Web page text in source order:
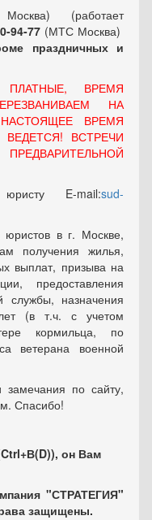
(работает
94-77 (МТС Москва)
праздничных и
ПЛАТНЫЕ, ВРЕМЯ
НА
ВРЕМЯ
ВСТРЕЧИ
E-mail:sud-
в г. Москве,
получения жилья,
выплат, призыва на
предоставления
службы, назначения
(в т.ч. с учетом
кормильца, по
ветерана военной
по сайту,
Спасибо!
он Вам
"СТРАТЕГИЯ"
защищены.